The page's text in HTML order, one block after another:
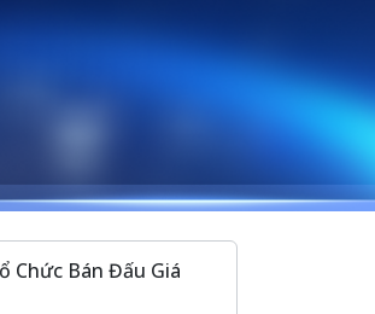
Chức Bán Đấu Giá